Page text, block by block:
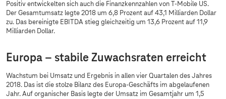
Positiv entwickelten sich auch die Finanzkennzahlen von T-Mobile US.
Der Gesamtumsatz legte 2018 um 6,8 Prozent auf 43,1 Milliarden Dollar
zu. Das bereinigte EBITDA stieg gleichzeitig um 13,6 Prozent auf 11,9
Milliarden Dollar.
Europa – stabile Zuwachsraten erreicht
Wachstum bei Umsatz und Ergebnis in allen vier Quartalen des Jahres
2018. Das ist die stolze Bilanz des Europa-Geschäfts im abgelaufenen
Jahr. Auf organischer Basis legte der Umsatz im Gesamtjahr um 1,5